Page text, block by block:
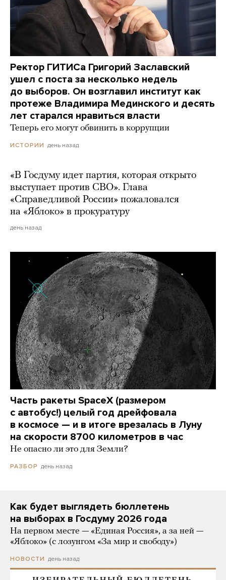
Ректор ГИТИСа Григорий Заславский
ушел с поста за несколько недель
до выборов. Он возглавил институт как
протеже Владимира Мединского и десять
лет старался нравиться власти
Теперь его могут обвинить в коррупции
ИСТОРИИ день назад
«В Госдуму идет партия, которая открыто
выступает против СВО». Глава
«Справедливой России» пожаловался
на «Яблоко» в прокуратуру
день назад
Часть ракеты SpaceX (размером
с автобус!) целый год дрейфовала
в космосе — и в итоге врезалась в Луну
на скорости 8700 километров в час
Не опасно ли это для Земли?
РАЗБОР день назад
Как будет выглядеть бюллетень
на выборах в Госдуму 2026 года
На первом месте — «Единая Россия», а за ней —
«Яблоко» (с лозунгом «За мир и свободу»)
НОВОСТИ день назад